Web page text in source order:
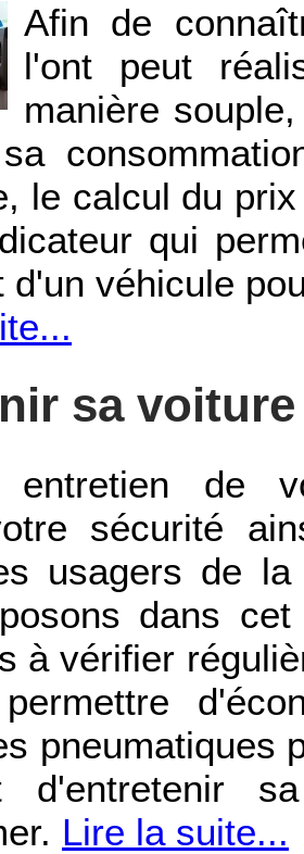
Afin de
l'ont peut
manière
le calcul du
qui
d'un véhicule
sa voiture
de
sécurité
usagers de la
dans
à vérifier
pneumatiques
d'entretenir
Lire la suite...